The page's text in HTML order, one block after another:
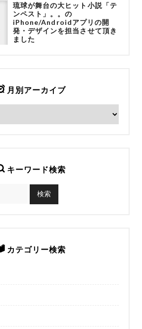
琉球が舞台の大ヒット小説「テ
ンペスト」。。の
iPhone/Androidアプリの開
発・デザインを担当させて頂き
ました
月別アーカイブ
キーワード検索
カテゴリー検索